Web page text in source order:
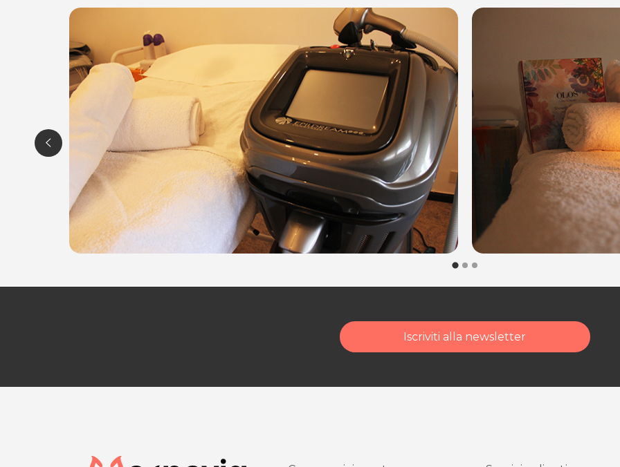
Il centro utilizza esclusivamenteprodotti di altissima qualitàe lostaff,
, esegue con cura e maestria
trattamenti specifici e mirati
in base alle esigenze dei propri Clienti.
La bellezza non è altro che una promessa di felicità. Affidati alla
professionalità HAIR BEAUTY STUDIO per sentirti bella più che mai!
ORARI
Lunedì: 9.00 - 17.00
Martedì: chiuso
Mercoledì: 9.00 - 19.00
Giovedì: 9.00 - 17.00
Venerdì 8.30 - 17.00
Sabato: 8.30 - 17.00
HAIR BEAUTY STUDIO
Via San Giovanni, 6
Moimacco (UD)
Tel 0432722371
Per ulteriori informazioni sull'offerta o sulle modalità di acquisto scrivi
Iscriviti alla newsletter